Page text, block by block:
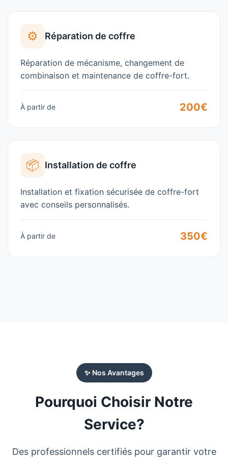
⚙️ Réparation de coffre
Réparation de mécanisme, changement de
combinaison et maintenance de coffre-fort.
À partir de 200€
📦 Installation de coffre
Installation et fixation sécurisée de coffre-fort
avec conseils personnalisés.
À partir de 350€
✨ Nos Avantages
Pourquoi Choisir Notre
Service?
Des professionnels certifiés pour garantir votre